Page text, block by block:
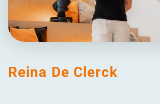
Reina De Clerck